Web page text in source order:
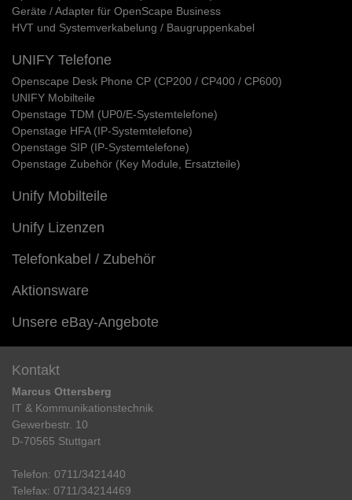
Geräte / Adapter für OpenScape Business
HVT und Systemverkabelung / Baugruppenkabel
UNIFY Telefone
Openscape Desk Phone CP (CP200 / CP400 / CP600)
UNIFY Mobilteile
Openstage TDM (UP0/E-Systemtelefone)
Openstage HFA (IP-Systemtelefone)
Openstage SIP (IP-Systemtelefone)
Openstage Zubehör (Key Module, Ersatzteile)
Unify Mobilteile
Unify Lizenzen
Telefonkabel / Zubehör
Aktionsware
Unsere eBay-Angebote
Kontakt
Marcus Ottersberg
IT & Kommunikationstechnik
Gewerbestr. 10
D-70565 Stuttgart
Telefon: 0711/3421440
Telefax: 0711/34214469